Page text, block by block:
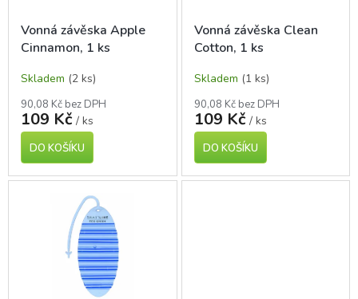
d
u
t
ů
Vonná závěska Apple
Cinnamon, 1 ks
Skladem (2 ks)
90,08 Kč bez DPH
109 Kč / ks
DO KOŠÍKU
Vonná závěska Clean
Cotton, 1 ks
Skladem (1 ks)
90,08 Kč bez DPH
109 Kč / ks
DO KOŠÍKU